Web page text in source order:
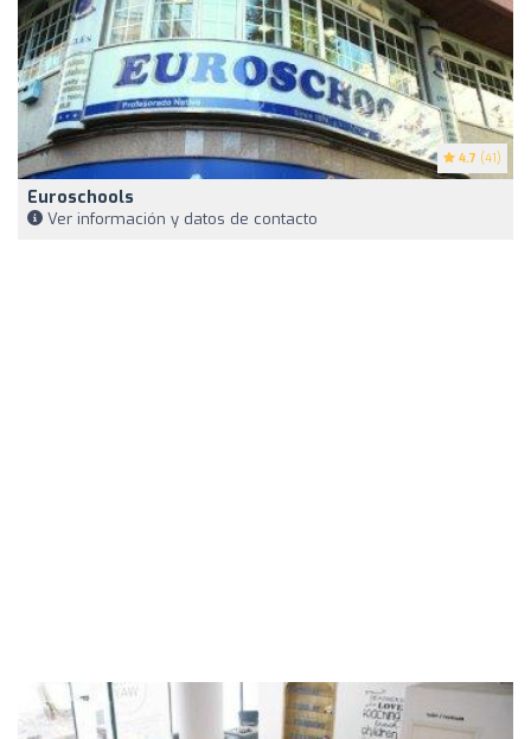
4.7 (41)
Euroschools
Ver información y datos de contacto